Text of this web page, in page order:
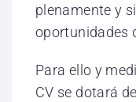
plenamente y
oportunidades
Para ello y
CV se dotará